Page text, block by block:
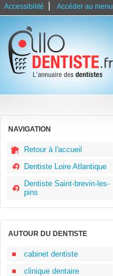
Accessibilité Accéder au menu
NAVIGATION
Retour à l'accueil
Dentiste Loire Atlantique
Dentiste Saint-brevin-les-
pins
AUTOUR DU DENTISTE
cabinet dentiste
clinique dentaire